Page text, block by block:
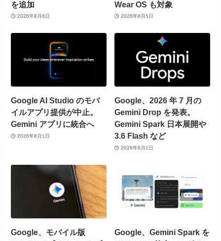
を追加
2026年8月6日
Wear OS も対象
2026年8月5日
Google AI Studio のモバ
イルアプリ提供が中止。
Gemini アプリに統合へ
2026年8月1日
Google、2026 年 7 月の
Gemini Drop を発表。
Gemini Spark 日本展開や
3.6 Flash など
2026年8月1日
Google、モバイル版
Google、Gemini Spark を